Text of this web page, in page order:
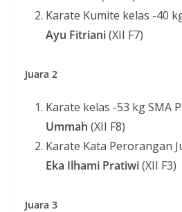
Karate Kumite kelas -40
Ayu Fitriani(XII F7)
Juara 2
Karate kelas -53 kg SMA
Ummah (XII F8)
Karate Kata Perorangan
Eka Ilhami Pratiwi(XII F3)
Juara 3